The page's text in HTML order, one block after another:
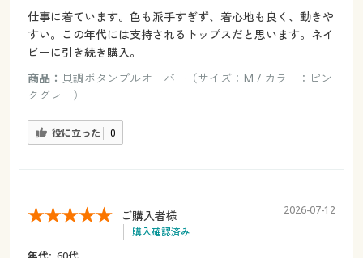
仕事に着ています。色も派手すぎず、着心地も良く、動きや
すい。この年代には支持されるトップスだと思います。ネイ
ビーに引き続き購入。
商品： 貝調ボタンプルオーバー（サイズ：M / カラー：ピン
クグレー）
役に立った 0
ご購入者様
購入確認済み
2026-07-12